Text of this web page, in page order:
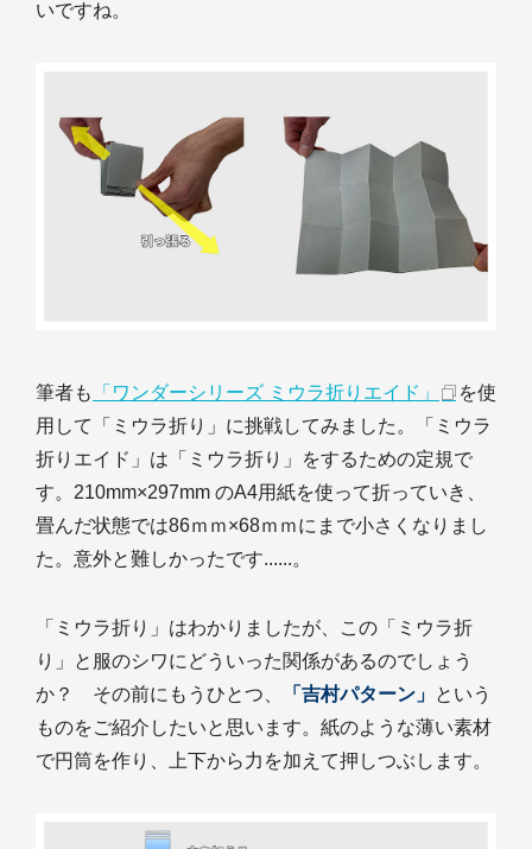
いですね。
筆者も 「ワンダーシリーズ ミウラ折りエイド」
を使
用して「ミウラ折り」に挑戦してみました。「ミウラ
折りエイド」は「ミウラ折り」をするための定規で
す。210mm×297mm のA4用紙を使って折っていき、
畳んだ状態では86ｍｍ×68ｍｍにまで小さくなりまし
た。意外と難しかったです......。
「ミウラ折り」はわかりましたが、この「ミウラ折
り」と服のシワにどういった関係があるのでしょう
か？ その前にもうひとつ、
「吉村パターン」 という
ものをご紹介したいと思います。紙のような薄い素材
で円筒を作り、上下から力を加えて押しつぶします。